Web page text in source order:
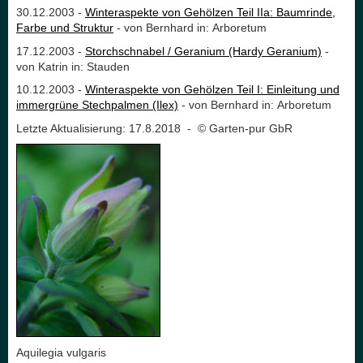
30.12.2003 - Winteraspekte von Gehölzen Teil IIa: Baumrinde,
Farbe und Struktur - von Bernhard in: Arboretum
17.12.2003 - Storchschnabel / Geranium (Hardy Geranium) -
von Katrin in: Stauden
10.12.2003 - Winteraspekte von Gehölzen Teil I: Einleitung und
immergrüne Stechpalmen (Ilex) - von Bernhard in: Arboretum
Letzte Aktualisierung: 17.8.2018 - © Garten-pur GbR
Aquilegia vulgaris